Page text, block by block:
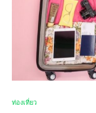
ท่องเที่ยว